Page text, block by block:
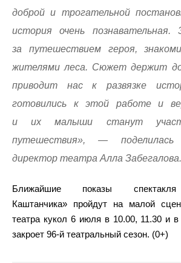
доброй и трогательной
история очень познавательная.
за путешествием героя,
жителями леса. Сюжет держит
приводит нас к развязке
готовились к этой работе и
и их малыши станут
путешествия», — поделилась
директор театра Алла Забегалова.
Ближайшие показы спектакля
Каштанчика» пройдут на малой
театра кукол 6 июля в 10.00, 11.30 и
закроет 96-й театральный сезон. (0+)